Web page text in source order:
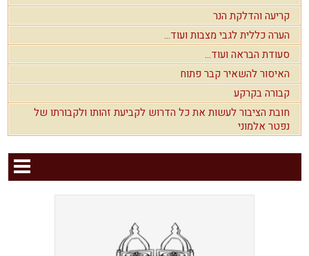
קריעה והדלקת הנר
הערה כללית לגבי מצבות ועוד...
סעודת הבראה ועוד...
האיסור להשאיר קבר פתוח
קבורה בקרקע
חובת הציבור לעשות את כל הדרוש לקביעת זהותו ולקבורתו של
נפטר אלמוני